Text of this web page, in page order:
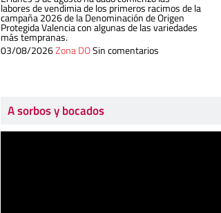
labores de vendimia de los primeros racimos de la
campaña 2026 de la Denominación de Origen
Protegida Valencia con algunas de las variedades
más tempranas.
03/08/2026Zona DOSin comentarios
A sorbos y bocados